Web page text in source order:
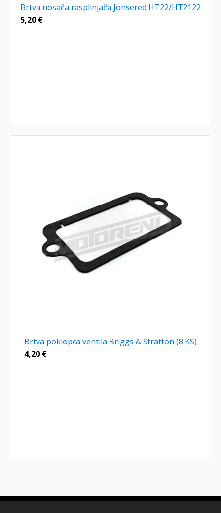
Brtva nosača rasplinjača Jonsered HT22/HT2122
5,20 €
Brtva poklopca ventila Briggs & Stratton (8 KS)
4,20 €